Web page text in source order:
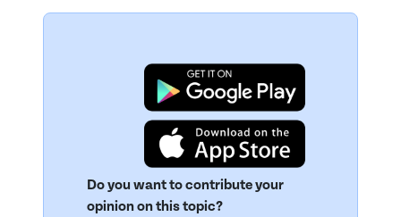
Do you want to contribute your
opinion on this topic?